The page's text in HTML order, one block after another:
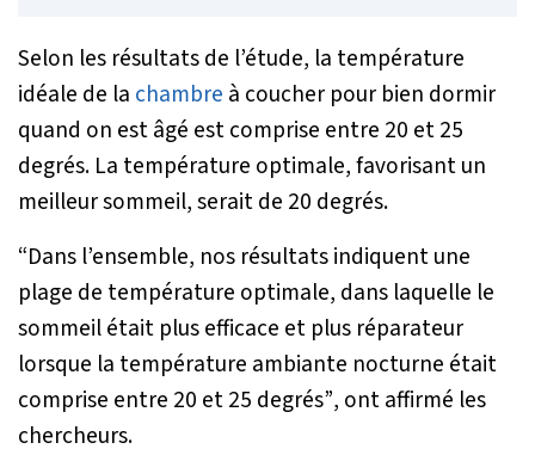
Selon les résultats de l’étude, la température
idéale de la chambre à coucher pour bien dormir
quand on est âgé est comprise entre 20 et 25
degrés. La température optimale, favorisant un
meilleur sommeil, serait de 20 degrés.
“Dans l’ensemble, nos résultats indiquent une
plage de température optimale, dans laquelle le
sommeil était plus efficace et plus réparateur
lorsque la température ambiante nocturne était
comprise entre 20 et 25 degrés”, ont affirmé les
chercheurs.